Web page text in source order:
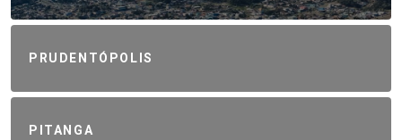
PRUDENTÓPOLIS
PITANGA